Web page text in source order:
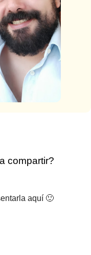
compartir?
aquí 🙂